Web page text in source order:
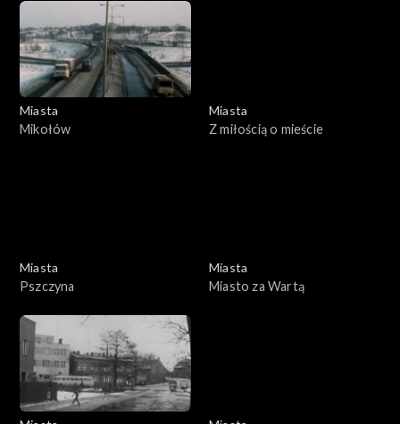
Miasta
Mikołów
Miasta
Z miłością o mieście
Miasta
Pszczyna
Miasta
Miasto za Wartą